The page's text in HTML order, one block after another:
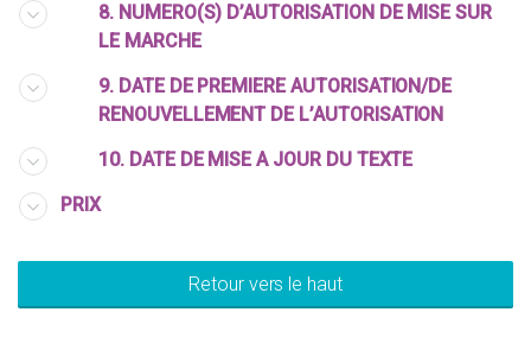
8. NUMERO(S) D’AUTORISATION DE MISE SUR
LE MARCHE
9. DATE DE PREMIERE AUTORISATION/DE
RENOUVELLEMENT DE L’AUTORISATION
10. DATE DE MISE A JOUR DU TEXTE
PRIX
Retour vers le haut